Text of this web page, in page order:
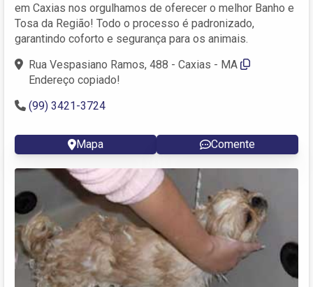
em Caxias nos orgulhamos de oferecer o melhor Banho e
Tosa da Região! Todo o processo é padronizado,
garantindo coforto e segurança para os animais.
Rua Vespasiano Ramos, 488 - Caxias - MA
Endereço copiado!
(99) 3421-3724
Mapa Comente